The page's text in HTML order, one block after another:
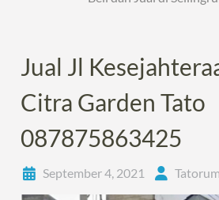
Jual Jl
Citra Garden Tato
087875863425
September 4, 2021